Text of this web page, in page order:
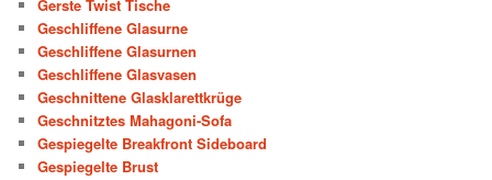
Gerste Twist Tische
Geschliffene Glasurne
Geschliffene Glasurnen
Geschliffene Glasvasen
Geschnittene Glasklarettkrüge
Geschnitztes Mahagoni-Sofa
Gespiegelte Breakfront Sideboard
Gespiegelte Brust